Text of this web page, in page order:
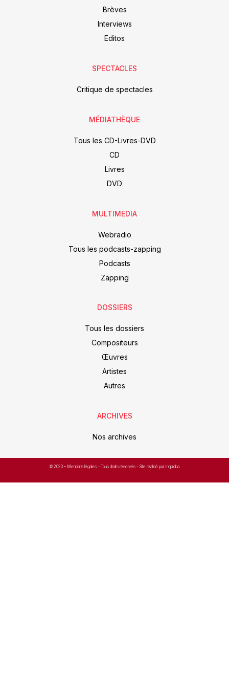
Brèves
Interviews
Editos
SPECTACLES
Critique de spectacles
MÉDIATHÈQUE
Tous les CD-Livres-DVD
CD
Livres
DVD
MULTIMEDIA
Webradio
Tous les podcasts-zapping
Podcasts
Zapping
DOSSIERS
Tous les dossiers
Compositeurs
Œuvres
Artistes
Autres
ARCHIVES
Nos archives
© 2023 – Mentions légales – Tous droits réservés – Site réalisé par Improba